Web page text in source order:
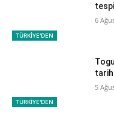
TÜRKİYE'DEN
6
TÜRKİYE'DEN
5